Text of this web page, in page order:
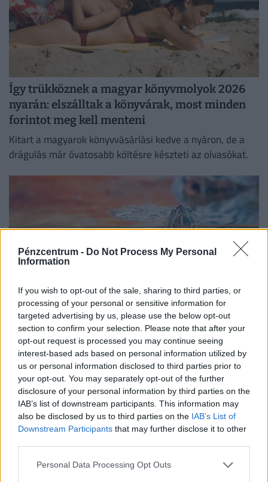
Pénzcentrum - Do Not Process My Personal
Information
If you wish to opt-out of the sale, sharing to third parties, or
processing of your personal or sensitive information for
targeted advertising by us, please use the below opt-out
section to confirm your selection. Please note that after your
opt-out request is processed you may continue seeing
interest-based ads based on personal information utilized by
us or personal information disclosed to third parties prior to
your opt-out. You may separately opt-out of the further
disclosure of your personal information by third parties on the
IAB’s list of downstream participants. This information may
also be disclosed by us to third parties on the IAB’s List of
Downstream Participants that may further disclose it to other
Personal Data Processing Opt Outs
Így trükköznek a magyar könyvmolyok 2026
nyarán: elszálltak a könyvárak, most minden
forintot meg kell menteni
Kitart a magyarok könyvvásárlási kedve a nyáron, de a
drágulás már óvatosabb költésre készteti az olvasókat.
Mennyi egy ékszerteknős ára 2026-ban,
mennyibe kerül a tartása? Minden válasz egy
helyen
Az ékszerteknős sokszor olcsón beszerezhető, de a
tartása az első évben akár több százezer forintos kiadás
is lehet. Mutatjuk, miből áll össze a teknőstartás
költsége!